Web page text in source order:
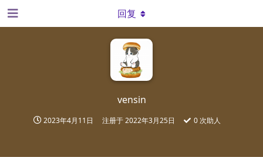
vensin
2023年4月11日 注册于2022年3月25日 0 次助人
回复